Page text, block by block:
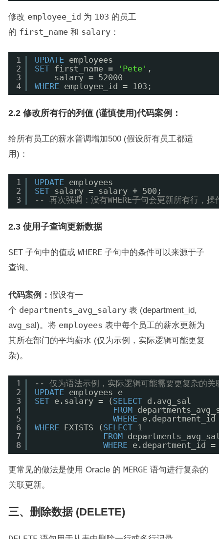
修改 employee_id 为 103 的员工
的 first_name和 salary：
1
2
3
4
UPDATE
employees
SET first_name = 'Pete' ,
salary = 52000
WHERE
employee_id = 103;
2.2 修改所有行的列值 (谨慎使用)代码案例：
给所有员工的薪水普调增加500 (假设所有员工都适
用)：
1
2
3
UPDATE
employees
SET salary = salary + 500;
-- 再次强调：没有WHERE子句会更新所有行，操
2.3 使用子查询更新数据
SET子句中的值或 WHERE 子句中的条件可以来源于子
查询。
代码案例： 假设有一
个 departments_avg_salary表 (department_id,
avg_sal)。将 employees 表中每个员工的薪水更新为
其所在部门的平均薪水 (仅为示例，实际逻辑可能更复
杂)。
1
2
3
4
5
6
7
8
-- 仅为语法示例，实际逻辑可能需要更复杂的关
UPDATE
employees e
SET e.salary = ( SELECT d.avg_sal
FROM
WHERE
WHERE
EXISTS ( SELECT
1
FROM
WHERE
e.department_id
更常见的做法是使用 Oracle 的 MERGE 语句进行复杂的
关联更新。
三、删除数据 (DELETE)